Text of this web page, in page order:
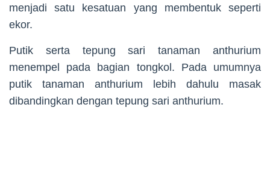
menjadi satu kesatuan yang membentuk seperti
ekor.
Putik serta tepung sari tanaman anthurium
menempel pada bagian tongkol. Pada umumnya
putik tanaman anthurium lebih dahulu masak
dibandingkan dengan tepung sari anthurium.